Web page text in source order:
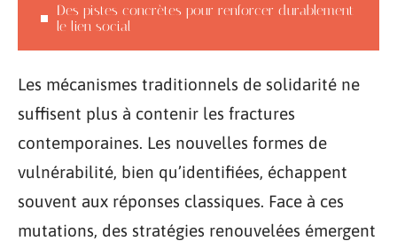
Des pistes concrètes pour renforcer durablement
le lien social
Les mécanismes traditionnels de solidarité ne
suffisent plus à contenir les fractures
contemporaines. Les nouvelles formes de
vulnérabilité, bien qu’identifiées, échappent
souvent aux réponses classiques. Face à ces
mutations, des stratégies renouvelées émergent